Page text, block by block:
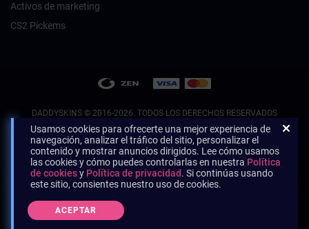
Activos de marketing
CS2 Pickems
DADDYSKINS © 2016-2026. TODOS LOS DERECHOS RESERVADOS
Usamos cookies para ofrecerte una mejor experiencia de
navegación, analizar el tráfico del sitio, personalizar el
contenido y mostrar anuncios dirigidos. Lee cómo usamos
las cookies y cómo puedes controlarlas en nuestra Política
de cookiesy Política de privacidad. Si continúas usando
este sitio, consientes nuestro uso de cookies.
ACEPTAR